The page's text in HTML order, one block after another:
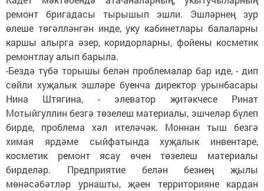
ремонт бригадасы тырышып эшли. Эшләрнең зур
өлеше төгәлләнгән инде, уку кабинетлары балаларны
каршы алырга әзер, коридорларны, фойены косметик
ремонтлау алып барыла.
-Бездә түбә торышы белән проблемалар бар иде, - дип
сөйли хуҗалык эшләре буенча директор урынбасары
Нина Штягина, - элеватор җитәкчесе Ринат
Мотыйгуллин безгә төзелеш материалы, эшчеләр бүлеп
бирде, проблема хәл ителәчәк. Моннан тыш безгә
химая ярдәме сыйфатында хуҗалык инвентаре,
косметик ремонт ясау өчен төзелеш материалы
бирделәр. Предприятие белән безнең җылы
мөнәсәбәтләр урнашты, җәен территорияне кардан